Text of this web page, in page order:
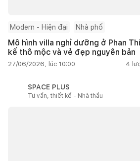
Modern - Hiện đại Nhà phố
Mô hình villa nghỉ dưỡng ở Phan
kế thô mộc và vẻ đẹp nguyên bản
27/06/2026, lúc 10:00 4
SPACE PLUS
Tư vấn, thiết kế - Nhà thầu